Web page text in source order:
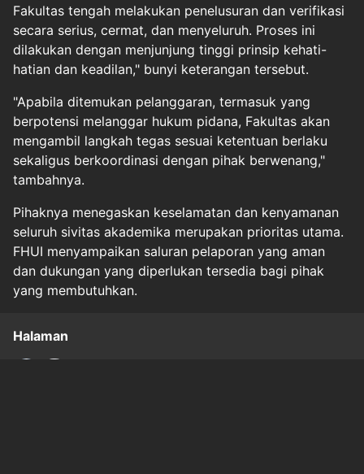
Fakultas tengah melakukan penelusuran dan verifikasi
secara serius, cermat, dan menyeluruh. Proses ini
dilakukan dengan menjunjung tinggi prinsip kehati-
hatian dan keadilan," bunyi keterangan tersebut.
"Apabila ditemukan pelanggaran, termasuk yang
berpotensi melanggar hukum pidana, Fakultas akan
mengambil langkah tegas sesuai ketentuan berlaku
sekaligus berkoordinasi dengan pihak berwenang,"
tambahnya.
Pihaknya menegaskan keselamatan dan kenyamanan
seluruh sivitas akademika merupakan prioritas utama.
FHUI menyampaikan saluran pelaporan yang aman
dan dukungan yang diperlukan tersedia bagi pihak
yang membutuhkan.
Halaman